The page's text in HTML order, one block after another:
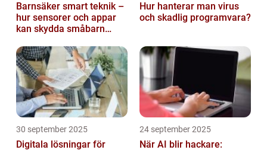
Barnsäker smart teknik –
hur sensorer och appar
kan skydda småbarn
Hur hanterar man virus
och skadlig programvara?
30 september 2025
Digitala lösningar för
24 september 2025
När AI blir hackare: